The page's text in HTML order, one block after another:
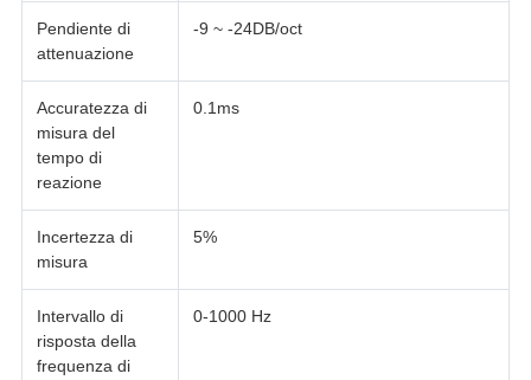
Pendiente di
attenuazione
-9 ~ -24DB/oct
Accuratezza di
misura del
tempo di
reazione
0.1ms
Incertezza di
misura
5%
Intervallo di
risposta della
frequenza di
0-1000 Hz